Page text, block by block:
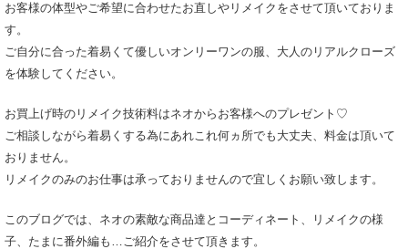
お客様の体型やご希望に合わせたお直しやリメイクをさせて頂いておりま
す。
ご自分に合った着易くて優しいオンリーワンの服、大人のリアルクローズ
を体験してください。
お買上げ時のリメイク技術料はネオからお客様へのプレゼント♡
ご相談しながら着易くする為にあれこれ何ヵ所でも大丈夫、料金は頂いて
おりません。
リメイクのみのお仕事は承っておりませんので宜しくお願い致します。
このブログでは、ネオの素敵な商品達とコーディネート、リメイクの様
子、たまに番外編も…ご紹介をさせて頂きます。